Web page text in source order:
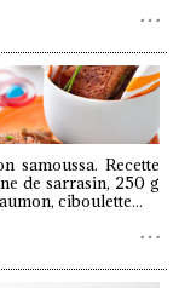
samoussa. Recette
de sarrasin, 250 g
ciboulette...